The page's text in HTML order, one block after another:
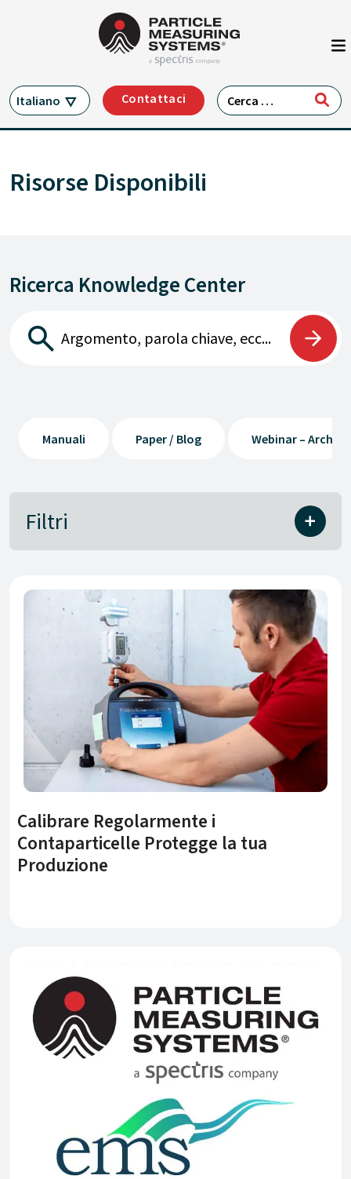
Navigazione principale
Italiano Contattaci Ricerca per:
Risorse Disponibili
Ricerca Knowledge Center
Manuali Paper / Blog Webinar –
Filtri
ATTUALITÀ
Calibrare Regolarmente i
Contaparticelle Protegge la tua
Produzione
ATTUALITÀ